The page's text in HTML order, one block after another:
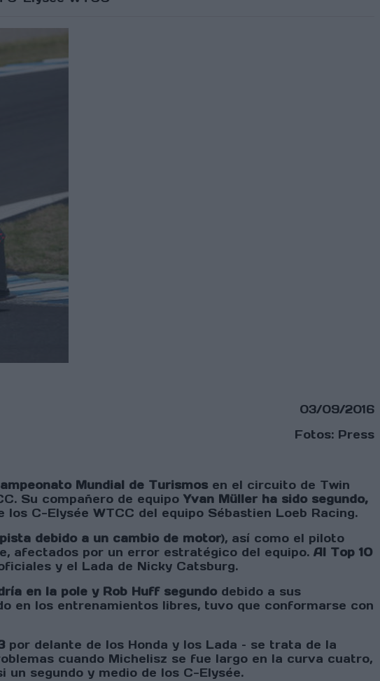
03/09/2016
Fotos: Press
Mundial de Turismos en el circuito de Twin
Su compañero de equipo Yvan Müller ha sido segundo,
C-Elysée WTCC del equipo Sébastien Loeb Racing.
debido a un cambio de motor), así como el piloto
afectados por un error estratégico del equipo. Al Top 10
y el Lada de Nicky Catsburg.
en la pole y Rob Huff segundo debido a sus
en los entrenamientos libres, tuvo que conformarse con
por delante de los Honda y los Lada – se trata de la
cuando Michelisz se fue largo en la curva cuatro,
segundo y medio de los C-Elysée.